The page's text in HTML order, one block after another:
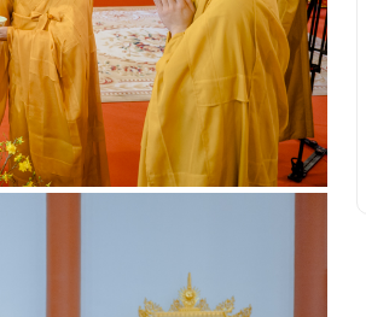
Giới thiệu: Tập 4 kỷ yếu “Những
hoạt động Phật sự của Hòa
Thượng Chủ Tịch”